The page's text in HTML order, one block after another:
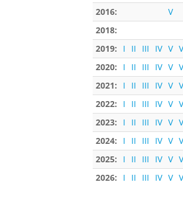
2016:
V
2018:
2019:
I II III IV V
2020:
I II III IV V
2021:
I II III IV V
2022:
I II III IV V
2023:
I II III IV V
2024:
I II III IV V
2025:
I II III IV V
2026:
I II III IV V